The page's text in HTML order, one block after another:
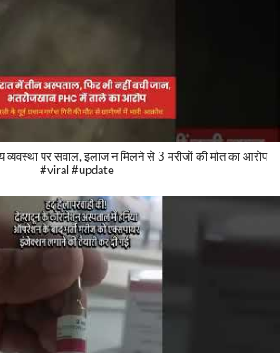
व्यवस्था पर सवाल, इलाज न मिलने से 3 मरीजों की मौत का आरोप
#viral #update